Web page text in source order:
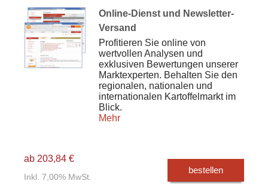
Online-Dienst und Newsletter-
Versand
Profitieren Sie online von
wertvollen Analysen und
exklusiven Bewertungen unserer
Marktexperten. Behalten Sie den
regionalen, nationalen und
internationalen Kartoffelmarkt im
Blick.
Mehr
ab 203,84 €
Inkl. 7,00% MwSt.
bestellen